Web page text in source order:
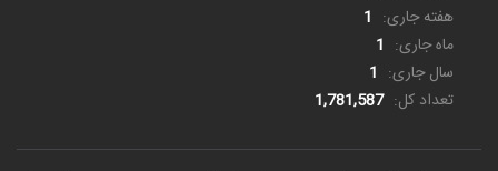
هفته جاری: 1
ماه جاری: 1
سال جاری: 1
تعداد کل: 1,781,587